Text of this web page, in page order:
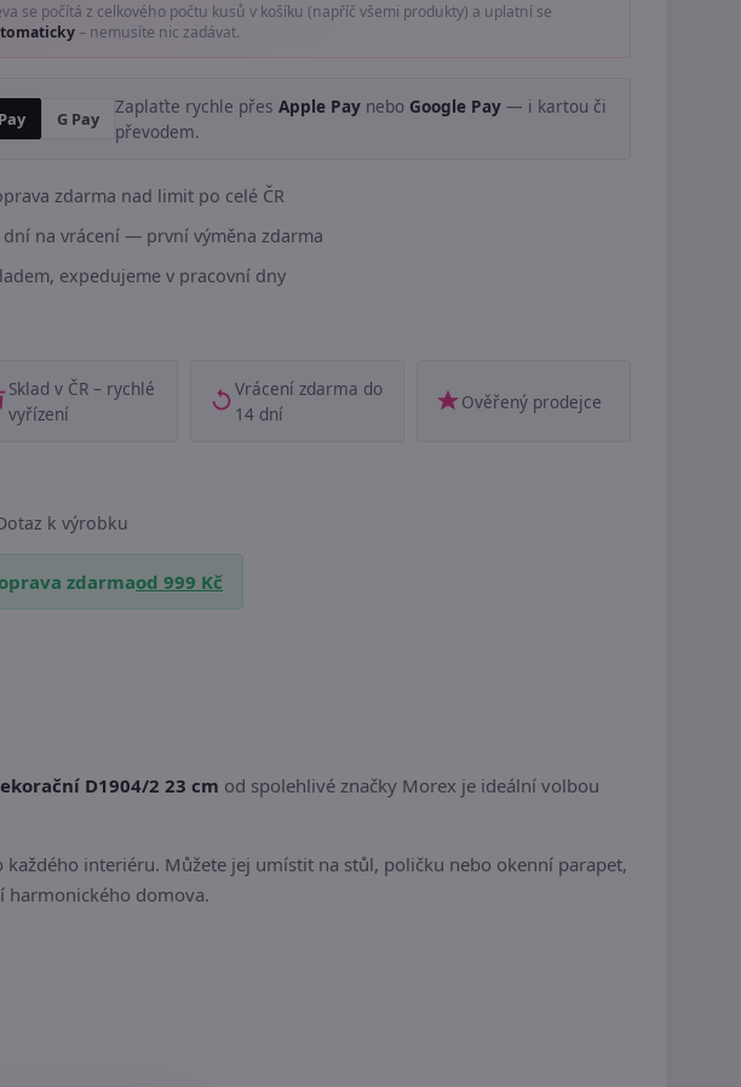
se počítá z celkového počtu kusů v košíku (napříč všemi produkty) a uplatní se
– nemusíte nic zadávat.
Pay G Pay
Zaplaťte rychle přes Apple Pay nebo Google Pay — i kartou či
převodem.
zdarma nad limit po celé ČR
dní na vrácení — první výměna zdarma
expedujeme v pracovní dny
Sklad v ČR – rychlé
vyřízení
Vrácení zdarma do
14 dní
Ověřený prodejce
k výrobku
zdarmaod 999 Kč
D1904/2 23 cm od spolehlivé značky Morex je ideální volbou
interiéru. Můžete jej umístit na stůl, poličku nebo okenní parapet,
harmonického domova.